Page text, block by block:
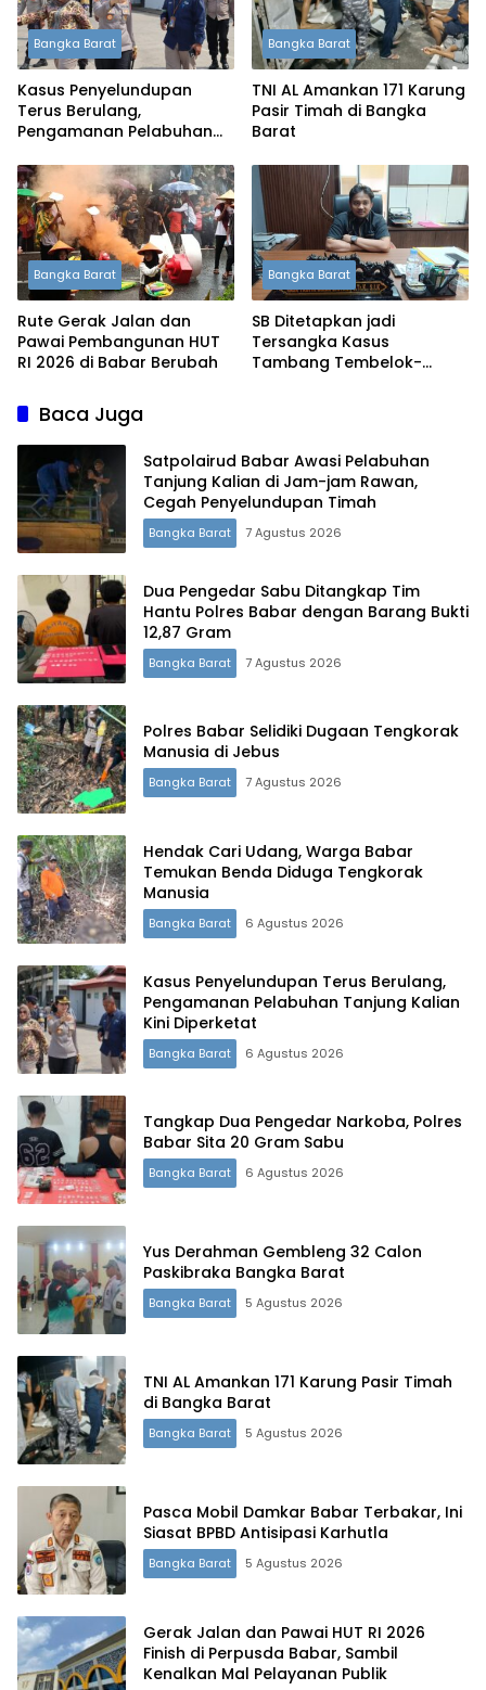
Terdepan Menyorot Fakta.
Bangka Barat
Kasus Penyelundupan
Terus Berulang,
Pengamanan Pelabuhan
Diperketat
Bangka Barat
TNI AL Amankan 171 Karung
Pasir Timah di Bangka
Barat
Bangka Barat
Rute Gerak Jalan dan
Pawai Pembangunan HUT
RI 2026 di Babar Berubah
Bangka Barat
SB Ditetapkan jadi
Tersangka Kasus
Tambang Tembelok-
Baca Juga
Satpolairud Babar Awasi Pelabuhan
Tanjung Kalian di Jam-jam Rawan,
Cegah Penyelundupan Timah
Bangka Barat 7 Agustus 2026
Dua Pengedar Sabu Ditangkap Tim
Hantu Polres Babar dengan Barang Bukti
12,87 Gram
Bangka Barat 7 Agustus 2026
Polres Babar Selidiki Dugaan Tengkorak
Manusia di Jebus
Bangka Barat 7 Agustus 2026
Hendak Cari Udang, Warga Babar
Temukan Benda Diduga Tengkorak
Manusia
Bangka Barat 6 Agustus 2026
Kasus Penyelundupan Terus Berulang,
Pengamanan Pelabuhan Tanjung Kalian
Kini Diperketat
Bangka Barat 6 Agustus 2026
Tangkap Dua Pengedar Narkoba, Polres
Babar Sita 20 Gram Sabu
Bangka Barat 6 Agustus 2026
Yus Derahman Gembleng 32 Calon
Paskibraka Bangka Barat
Bangka Barat 5 Agustus 2026
TNI AL Amankan 171 Karung Pasir Timah
di Bangka Barat
Bangka Barat 5 Agustus 2026
Pasca Mobil Damkar Babar Terbakar, Ini
Siasat BPBD Antisipasi Karhutla
Bangka Barat 5 Agustus 2026
Gerak Jalan dan Pawai HUT RI 2026
Finish di Perpusda Babar, Sambil
Kenalkan Mal Pelayanan Publik